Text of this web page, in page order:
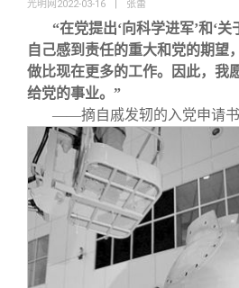
校友讲坛
校友视界
校友服务
终身学习
信息化服务
校友总会
总会简介
光明网2022-03-16
| 张蕾
“在党提出‘向科学进军’和‘关
自己感到责任的重大和党的期望
做比现在更多的工作。因此，我
给党的事业。”
——摘自戚发轫的入党申请书